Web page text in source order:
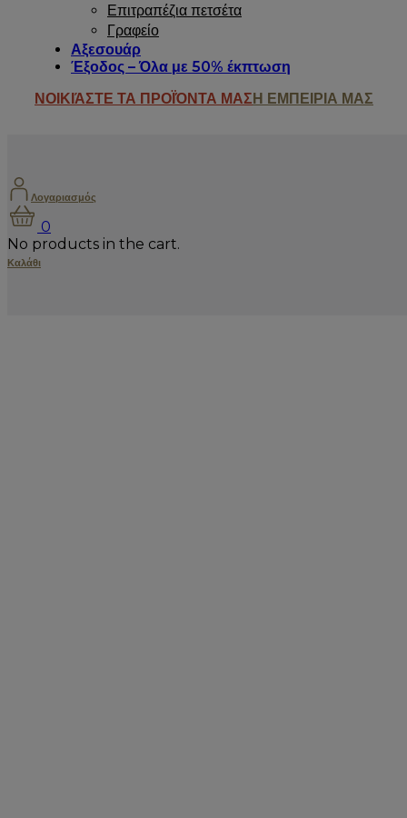
Επιτραπέζια πετσέτα
Γραφείο
Αξεσουάρ
Έξοδος – Όλα με 50% έκπτωση
ΝΟΙΚΙΆΣΤΕ ΤΑ ΠΡΟΪΌΝΤΑ ΜΑΣΗ ΕΜΠΕΙΡΙΑ ΜΑΣ
Λογαριασμός
0
No products in the cart.
Καλάθι